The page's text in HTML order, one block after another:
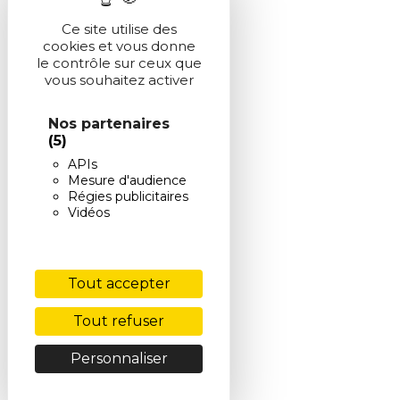
Ce site utilise des
cookies et vous donne
le contrôle sur ceux que
vous souhaitez activer
Nos partenaires
(5)
APIs
Mesure d'audience
Régies publicitaires
Vidéos
Tout accepter
Tout refuser
Personnaliser